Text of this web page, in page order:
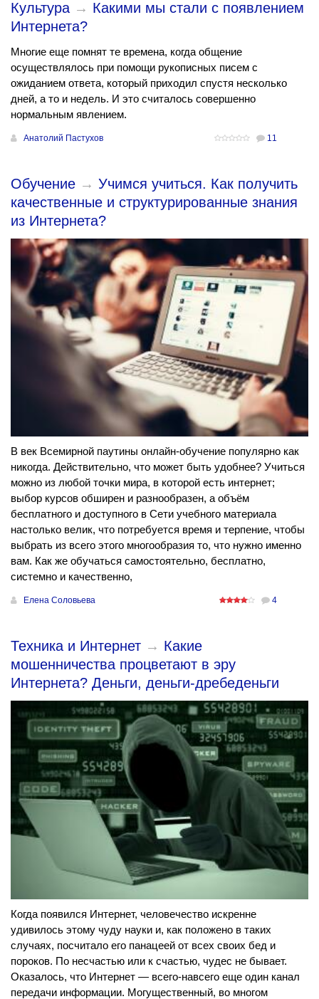
Культура → Какими мы стали с появлением
Интернета?
Многие еще помнят те времена, когда общение
осуществлялось при помощи рукописных писем с
ожиданием ответа, который приходил спустя несколько
дней, а то и недель. И это считалось совершенно
нормальным явлением.
Анатолий Пастухов 11
Обучение → Учимся учиться. Как получить
качественные и структурированные знания
из Интернета?
В век Всемирной паутины онлайн-обучение популярно как
никогда. Действительно, что может быть удобнее? Учиться
можно из любой точки мира, в которой есть интернет;
выбор курсов обширен и разнообразен, а объём
бесплатного и доступного в Сети учебного материала
настолько велик, что потребуется время и терпение, чтобы
выбрать из всего этого многообразия то, что нужно именно
вам. Как же обучаться самостоятельно, бесплатно,
системно и качественно,
Елена Соловьева 4
Техника и Интернет → Какие
мошенничества процветают в эру
Интернета? Деньги, деньги-дребеденьги
Когда появился Интернет, человечество искренне
удивилось этому чуду науки и, как положено в таких
случаях, посчитало его панацеей от всех своих бед и
пороков. По несчастью или к счастью, чудес не бывает.
Оказалось, что Интернет — всего-навсего еще один канал
передачи информации. Могущественный, во многом